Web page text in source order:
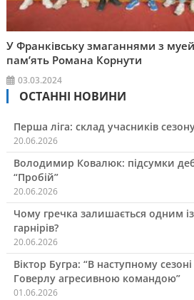
У Франківську змаганнями з
пам’ять Романа Корнути
03.03.2024
ОСТАННІ НОВИНИ
Перша ліга: склад учасників
20.06.2026
Володимир Ковалюк: підсумки
“Пробій”
20.06.2026
Чому гречка залишається одним
гарнірів?
20.06.2026
Віктор Бугра: “В наступному
Говерлу агресивною командою”
01.06.2026